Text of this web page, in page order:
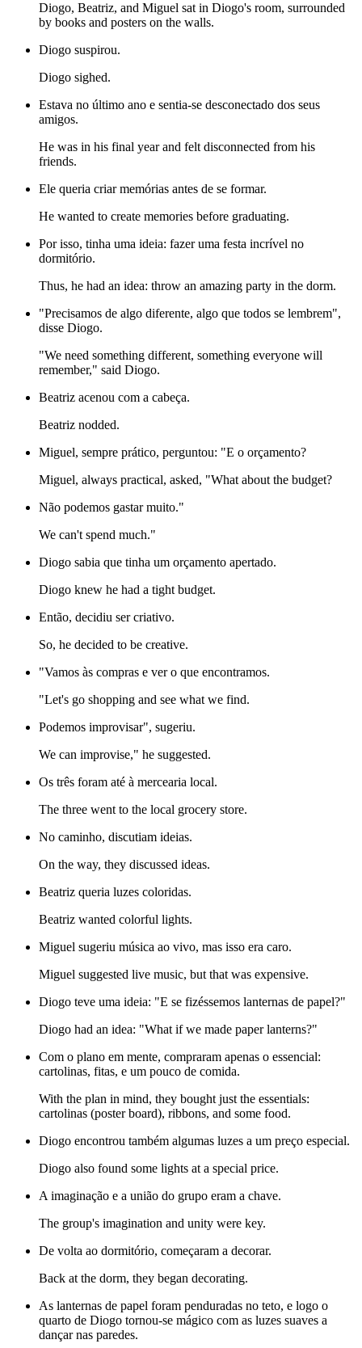
Diogo, Beatriz, and Miguel sat in Diogo's room, surrounded
by books and posters on the walls.
Diogo suspirou.
Diogo sighed.
Estava no último ano e sentia-se desconectado dos seus
amigos.
He was in his final year and felt disconnected from his
friends.
Ele queria criar memórias antes de se formar.
He wanted to create memories before graduating.
Por isso, tinha uma ideia: fazer uma festa incrível no
dormitório.
Thus, he had an idea: throw an amazing party in the dorm.
"Precisamos de algo diferente, algo que todos se lembrem",
disse Diogo.
"We need something different, something everyone will
remember," said Diogo.
Beatriz acenou com a cabeça.
Beatriz nodded.
Miguel, sempre prático, perguntou: "E o orçamento?
Miguel, always practical, asked, "What about the budget?
Não podemos gastar muito."
We can't spend much."
Diogo sabia que tinha um orçamento apertado.
Diogo knew he had a tight budget.
Então, decidiu ser criativo.
So, he decided to be creative.
"Vamos às compras e ver o que encontramos.
"Let's go shopping and see what we find.
Podemos improvisar", sugeriu.
We can improvise," he suggested.
Os três foram até à mercearia local.
The three went to the local grocery store.
No caminho, discutiam ideias.
On the way, they discussed ideas.
Beatriz queria luzes coloridas.
Beatriz wanted colorful lights.
Miguel sugeriu música ao vivo, mas isso era caro.
Miguel suggested live music, but that was expensive.
Diogo teve uma ideia: "E se fizéssemos lanternas de papel?"
Diogo had an idea: "What if we made paper lanterns?"
Com o plano em mente, compraram apenas o essencial:
cartolinas, fitas, e um pouco de comida.
With the plan in mind, they bought just the essentials:
cartolinas (poster board), ribbons, and some food.
Diogo encontrou também algumas luzes a um preço especial.
Diogo also found some lights at a special price.
A imaginação e a união do grupo eram a chave.
The group's imagination and unity were key.
De volta ao dormitório, começaram a decorar.
Back at the dorm, they began decorating.
As lanternas de papel foram penduradas no teto, e logo o
quarto de Diogo tornou-se mágico com as luzes suaves a
dançar nas paredes.